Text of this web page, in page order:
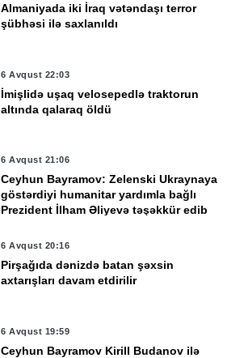
Almaniyada iki İraq vətəndaşı terror
şübhəsi ilə saxlanıldı
6 Avqust 22:03
İmişlidə uşaq velosepedlə traktorun
altında qalaraq öldü
6 Avqust 21:06
Ceyhun Bayramov: Zelenski Ukraynaya
göstərdiyi humanitar yardımla bağlı
Prezident İlham Əliyevə təşəkkür edib
6 Avqust 20:16
Pirşağıda dənizdə batan şəxsin
axtarışları davam etdirilir
6 Avqust 19:59
Ceyhun Bayramov Kirill Budanov ilə